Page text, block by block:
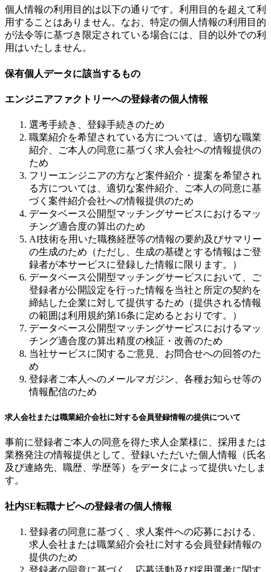
個人情報の利用目的は以下の通りです。利用目的を超えて利
用することはありません。なお、特定の個人情報の利用目的
が法令等に基づき限定されている場合には、目的以外での利
用はいたしません。
保有個人データに該当するもの
エンジニアファクトリーへの登録者の個人情報
選考手続き、登録手続きのため
職業紹介を希望されている方については、適切な職業
紹介、ご本人の同意に基づく求人会社への情報提供の
ため
フリーエンジニアの方など案件紹介・提案を希望され
る方については、適切な案件紹介、ご本人の同意に基
づく案件紹介会社への情報提供のため
データベース公開型マッチングサービスにおけるマッ
チング適合度の算出のため
AI技術を用いた職務経歴等の情報の要約及びサマリー
の生成のため（ただし、生成の基礎とする情報はご登
録者が本サービスに登録した情報に限ります。）
データベース公開型マッチングサービスにおいて、ご
登録者が公開設定を行った情報を当社と所定の契約を
締結した企業に対して提供するため（提供される情報
の範囲は利用規約第16条に定めるとおりです。）
データベース公開型マッチングサービスにおけるマッ
チング適合度の算出精度の検証・改善のため
当社サービスに関するご意見、お問合せへの回答のた
め
登録者ご本人へのメールマガジン、各種お知らせ等の
情報配信のため
求人会社または職業紹介会社に対する会員登録情報の提供について
事前に登録者ご本人の同意を得た求人企業様に、採用または
業務発注の情報提供として、登録いただいた個人情報（氏名
及び連絡先、職歴、学歴等）をデータによって提供いたしま
す。
社内SE転職ナビへの登録者の個人情報
登録者の同意に基づく、求人案件への応募における、
求人会社または職業紹介会社に対する会員登録情報の
提供のため
登録者の同意に基づく、応募活動及び採用選考に関す